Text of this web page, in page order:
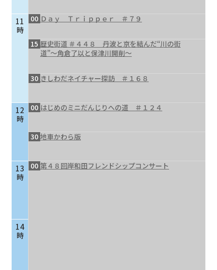
11
時
12
時
13
時
14
時
00 Ｄａｙ Ｔｒｉｐｐｅｒ ＃７９
15 歴史街道 ＃４４８ 丹波と京を結んだ“川の街
道”～角倉了以と保津川開削～
30 きしわだネイチャー探訪 ＃１６８
00 はじめのミニだんじりへの道 ＃１２４
30 地車かわら版
00 第４８回岸和田フレンドシップコンサート